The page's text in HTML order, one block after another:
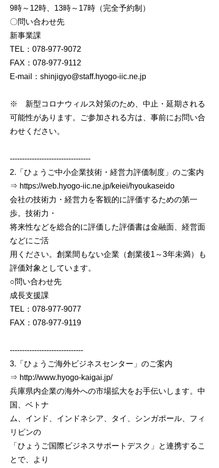
9時～12時、13時～17時（完全予約制）
〇問い合わせ先
新事業課
TEL：078-977-9072
FAX：078-977-9112
E-mail：shinjigyo@staff.hyogo-iic.ne.jp
※ 新型コロナウィルス対策のため、中止・延期される
可能性があります。ご参加される方は、事前にお問い合
わせください。
---------------------------------
2.「ひょうご中小企業技術・経営力評価制度」のご案内
⇒ https://web.hyogo-iic.ne.jp/keiei/hyoukaseido
会社の技術力・経営力を客観的に評価するための第一
歩。技術力・
将来性などを総合的に評価した評価書は金融面、経営面
などにご活
用ください。創業間もない企業（創業後1～3年未満）も
評価対象としています。
○問い合わせ先
成長支援課
TEL：078-977-9077
FAX：078-977-9119
------------------------------
3.「ひょうご海外ビジネスセンター」のご案内
⇒ http://www.hyogo-kaigai.jp/
兵庫県内企業の海外への市場拡大をお手伝いします。中
国、ベトナ
ム、インド、インドネシア、タイ、シンガポール、フィ
リピンの
「ひょうご国際ビジネスサポートデスク」と連携するこ
とで、より